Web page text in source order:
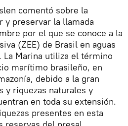
comentó sobre la
y preservar la llamada
por el que se conoce a la
(ZEE) de Brasil en aguas
Marina utiliza el término
marítimo brasileño, en
debido a la gran
y riquezas naturales y
en toda su extensión.
presentes en esta